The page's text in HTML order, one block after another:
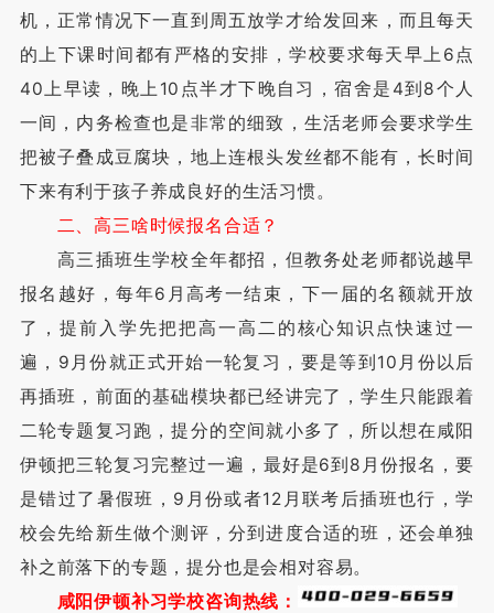
机，正常情况下一直到周五放学才给发回来，而且每天
的上下课时间都有严格的安排，学校要求每天早上6点
40上早读，晚上10点半才下晚自习，宿舍是4到8个人
一间，内务检查也是非常的细致，生活老师会要求学生
把被子叠成豆腐块，地上连根头发丝都不能有，长时间
下来有利于孩子养成良好的生活习惯。
二、高三啥时候报名合适？
高三插班生学校全年都招，但教务处老师都说越早
报名越好，每年6月高考一结束，下一届的名额就开放
了，提前入学先把把高一高二的核心知识点快速过一
遍，9月份就正式开始一轮复习，要是等到10月份以后
再插班，前面的基础模块都已经讲完了，学生只能跟着
二轮专题复习跑，提分的空间就小多了，所以想在咸阳
伊顿把三轮复习完整过一遍，最好是6到8月份报名，要
是错过了暑假班，9月份或者12月联考后插班也行，学
校会先给新生做个测评，分到进度合适的班，还会单独
补之前落下的专题，提分也是会相对容易。
咸阳伊顿补习学校咨询热线：